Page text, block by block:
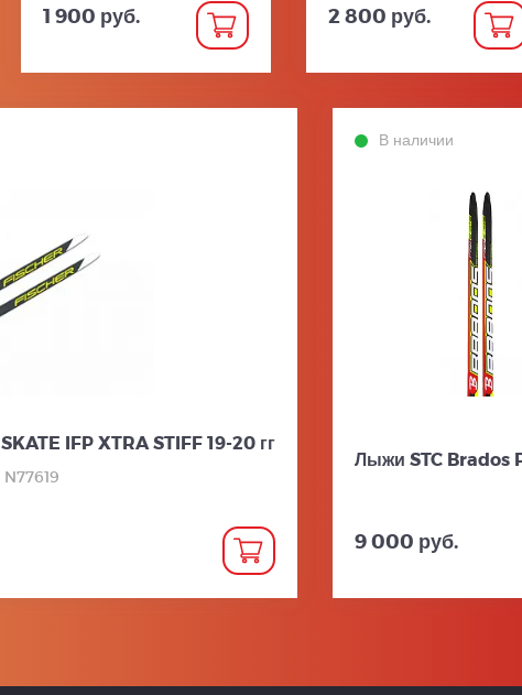
1 900 руб. 2 800 руб.
IFP XTRA STIFF 19-20 гг
N77619
В наличии
Лыжи STC Brados
9 000 руб.